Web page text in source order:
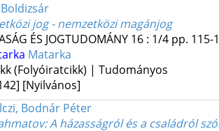
jog - nemzetközi magánjog
ÉS JOGTUDOMÁNY 16: 1/4 pp. 115-
Matarka
(Folyóiratcikk) | Tudományos
[Nyilvános]
Bodnár Péter
A házasságról és a családról